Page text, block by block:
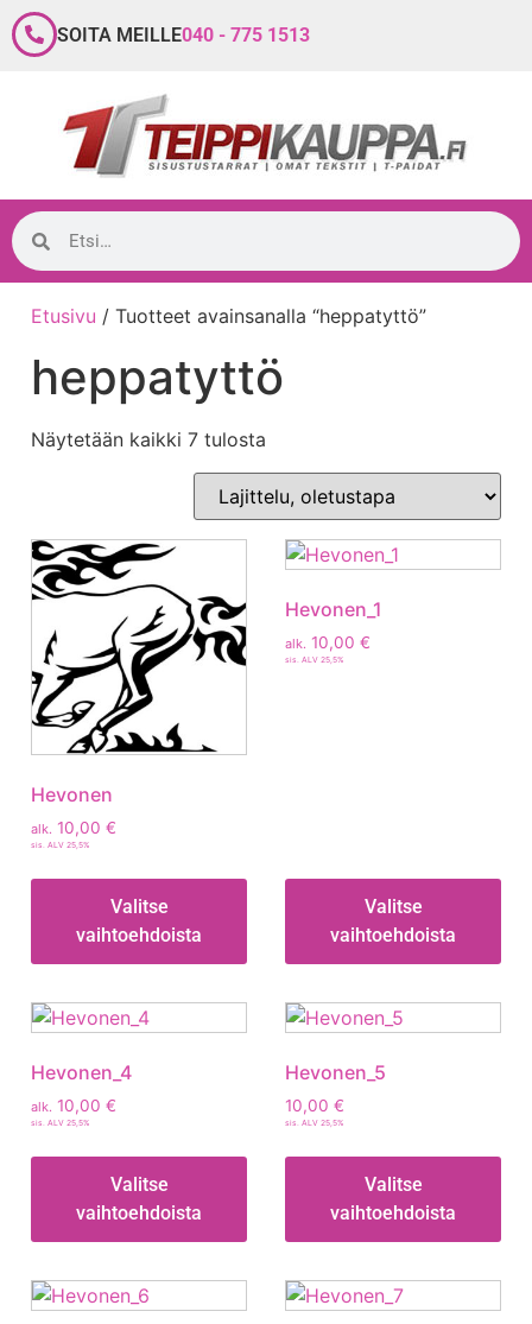
SOITA MEILLE040 - 775 1513
Etusivu / Tuotteet avainsanalla “heppatyttö”
heppatyttö
Näytetään kaikki 7 tulosta
Hevonen
alk. 10,00 €
sis. ALV 25,5%
Valitse
vaihtoehdoista
Hevonen_1
alk. 10,00 €
sis. ALV 25,5%
Valitse
vaihtoehdoista
Hevonen_4
alk. 10,00 €
sis. ALV 25,5%
Valitse
vaihtoehdoista
Hevonen_5
10,00 €
sis. ALV 25,5%
Valitse
vaihtoehdoista